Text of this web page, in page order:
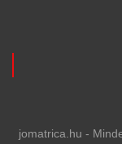
jomatrica.hu -